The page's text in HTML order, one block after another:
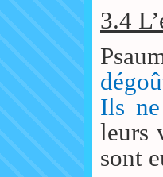
3.4
Ils
leurs
sont